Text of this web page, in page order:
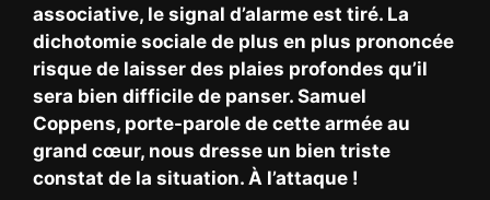
associative, le signal d’alarme est tiré. La
dichotomie sociale de plus en plus prononcée
risque de laisser des plaies profondes qu’il
sera bien difficile de panser. Samuel
Coppens, porte-parole de cette armée au
grand cœur, nous dresse un bien triste
constat de la situation. À l’attaque !